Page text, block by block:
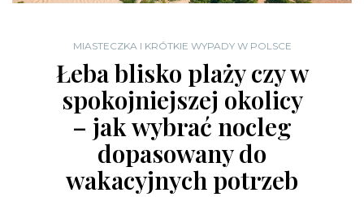
MIASTECZKA I KRÓTKIE WYPADY W POLSCE
Łeba blisko plaży czy w
spokojniejszej okolicy
– jak wybrać nocleg
dopasowany do
wakacyjnych potrzeb